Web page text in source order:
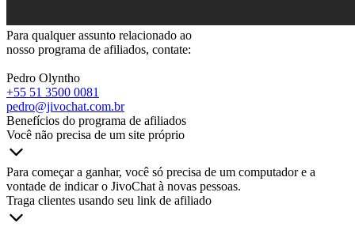
Para qualquer assunto relacionado ao
nosso programa de afiliados, contate:
Pedro Olyntho
+55 51 3500 0081
pedro@jivochat.com.br
Benefícios do programa de afiliados
Você não precisa de um site próprio
Para começar a ganhar, você só precisa de um computador e a
vontade de indicar o JivoChat à novas pessoas.
Traga clientes usando seu link de afiliado